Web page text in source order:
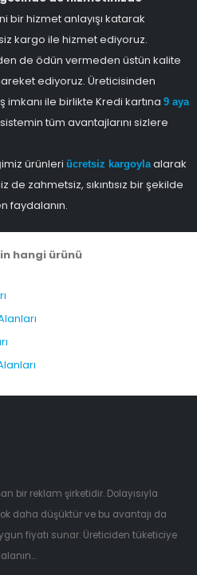
bir hizmet anlayışı katarak
kargo ile hizmet ediyoruz.
de ödün vermeden üstün kalite
ediyoruz. Üreticisinden
ile birlikte Kredi kartına 9 aya
tüm avantajlarını sizlere
ürünleri ücretsiz kargoylaalarak
zahmetsiz, sıkıntısız bir şekilde
faydalanın.
hangi ürünü
bir reklam şirketidir. Dolayısıyla
daha düşüktür ve bu avantajı da
fiyatı sunar. Üreticiden tüketiciye